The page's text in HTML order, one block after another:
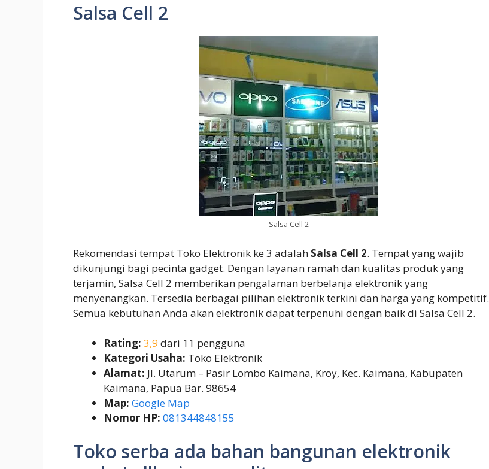
Salsa Cell 2
Salsa Cell 2
Rekomendasi tempat Toko Elektronik ke 3 adalah Salsa Cell 2. Tempat yang wajib
dikunjungi bagi pecinta gadget. Dengan layanan ramah dan kualitas produk yang
terjamin, Salsa Cell 2 memberikan pengalaman berbelanja elektronik yang
menyenangkan. Tersedia berbagai pilihan elektronik terkini dan harga yang kompetitif.
Semua kebutuhan Anda akan elektronik dapat terpenuhi dengan baik di Salsa Cell 2.
Rating: 3,9 dari 11 pengguna
Kategori Usaha: Toko Elektronik
Alamat: Jl. Utarum – Pasir Lombo Kaimana, Kroy, Kec. Kaimana, Kabupaten
Kaimana, Papua Bar. 98654
Map: Google Map
Nomor HP: 081344848155
Toko serba ada bahan bangunan elektronik